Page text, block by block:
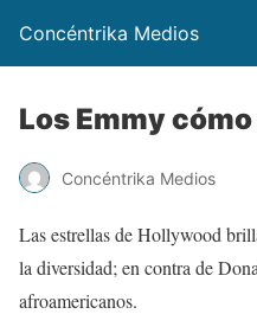
Concéntrika Medios
Los Emmy
Concéntrika Medios
Las estrellas de Hollywood
la diversidad; en contra de
afroamericanos.